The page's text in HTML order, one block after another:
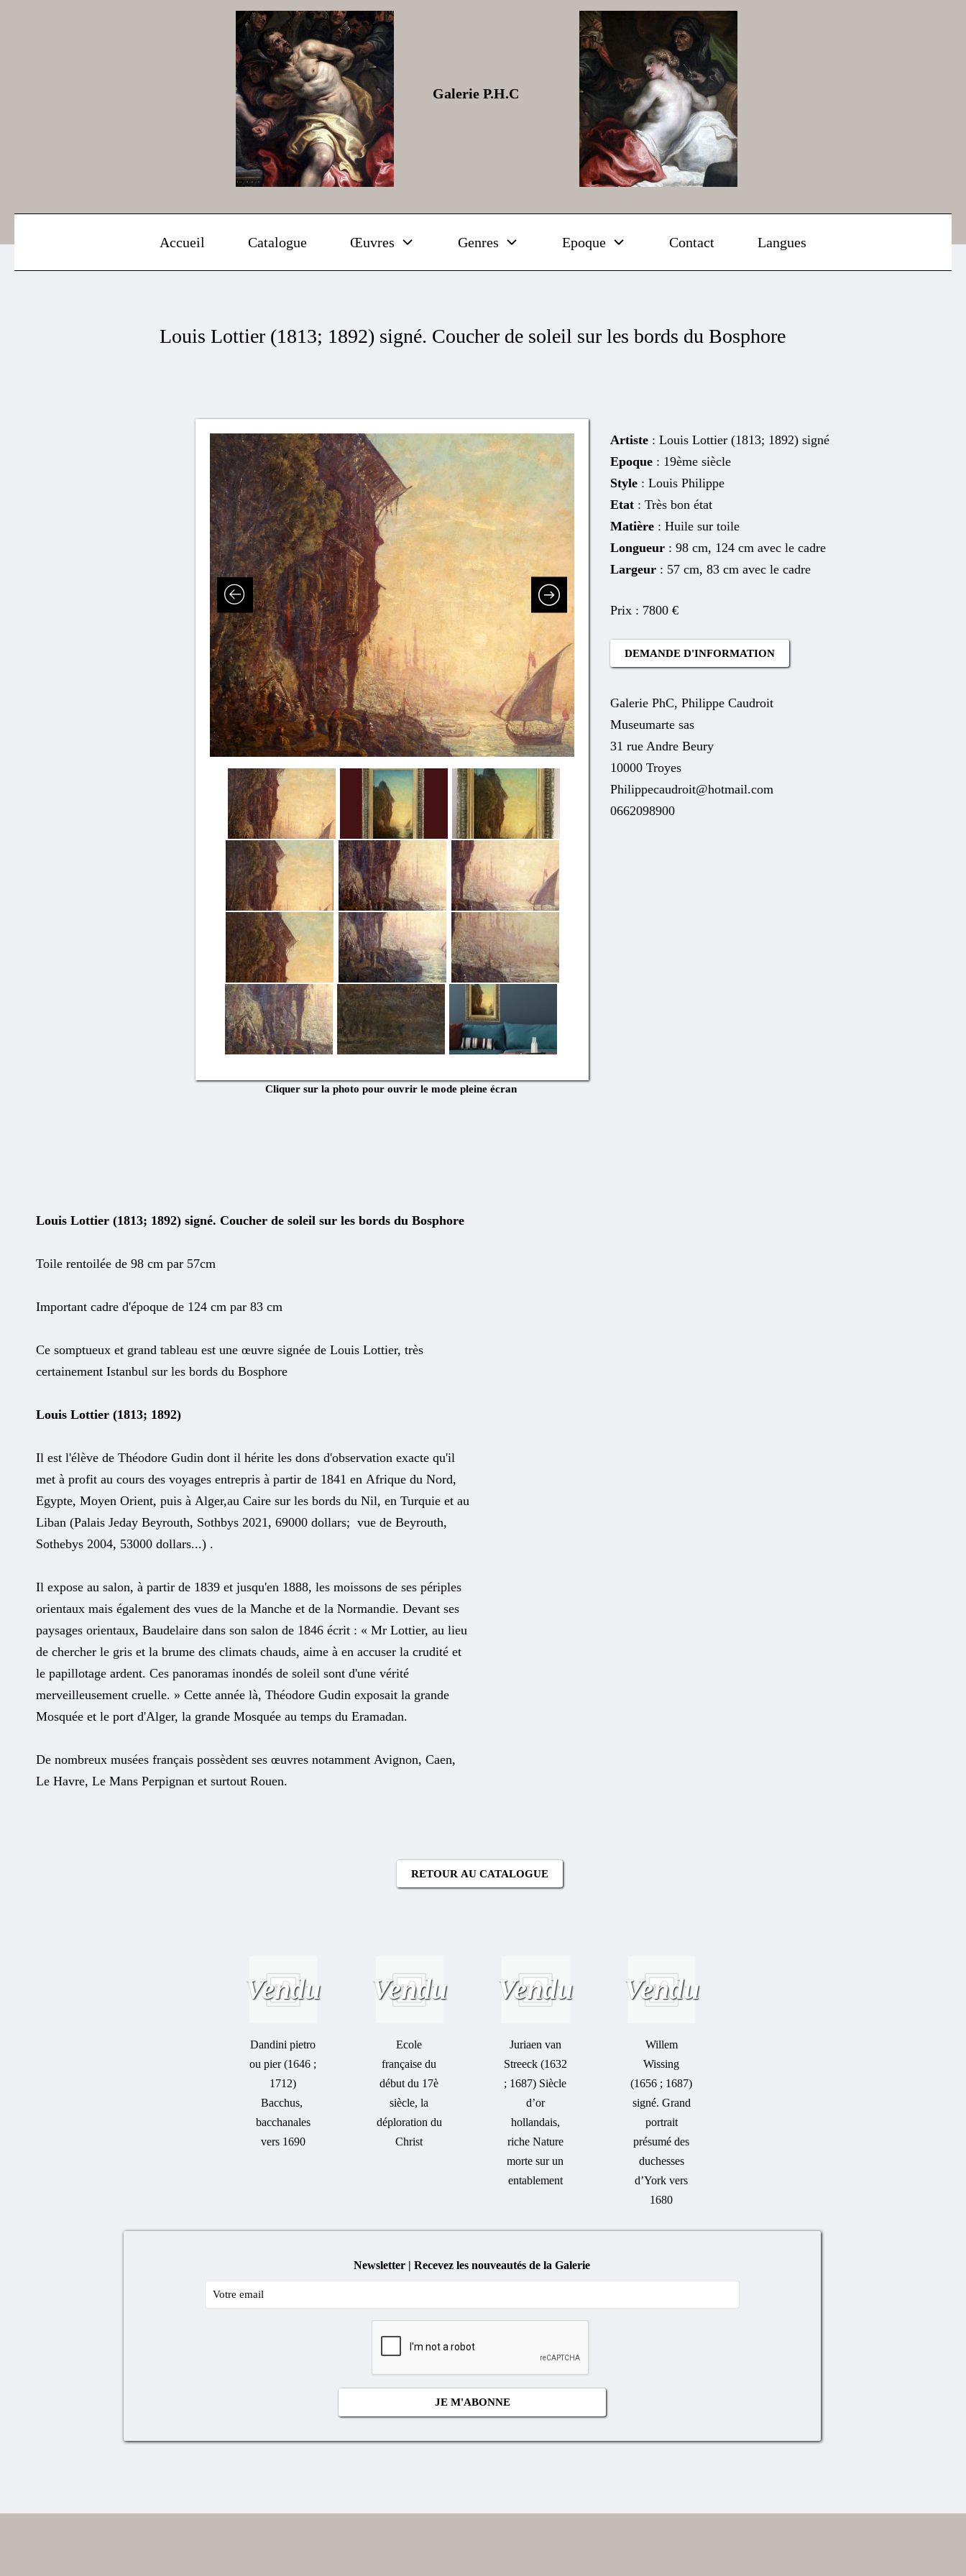
Galerie P.H.C
Accueil Catalogue Œuvres Genres Epoque Contact Langues
Louis Lottier (1813; 1892) signé. Coucher de soleil sur les bords du Bosphore
Cliquer sur la photo pour ouvrir le mode pleine écran
Artiste : Louis Lottier (1813; 1892) signé
Epoque : 19ème siècle
Style : Louis Philippe
Etat : Très bon état
Matière : Huile sur toile
Longueur : 98 cm, 124 cm avec le cadre
Largeur : 57 cm, 83 cm avec le cadre
7800€
DEMANDE D'INFORMATION
Galerie PhC, Philippe Caudroit
Museumarte sas
31 rue Andre Beury
10000 Troyes
Philippecaudroit@hotmail.com
0662098900
Louis Lottier (1813; 1892) signé. Coucher de soleil sur les bords du Bosphore
Toile rentoilée de 98 cm par 57cm
Important cadre d'époque de 124 cm par 83 cm
Ce somptueux et grand tableau est une œuvre signée de Louis Lottier, très
certainement Istanbul sur les bords du Bosphore
Louis Lottier (1813; 1892)
Il est l'élève de Théodore Gudin dont il hérite les dons d'observation exacte qu'il
met à profit au cours des voyages entrepris à partir de 1841 en Afrique du Nord,
Egypte, Moyen Orient, puis à Alger,au Caire sur les bords du Nil, en Turquie et au
Liban (Palais Jeday Beyrouth, Sothbys 2021, 69000 dollars; vue de Beyrouth,
Sothebys 2004, 53000 dollars...) .
Il expose au salon, à partir de 1839 et jusqu'en 1888, les moissons de ses périples
orientaux mais également des vues de la Manche et de la Normandie. Devant ses
paysages orientaux, Baudelaire dans son salon de 1846 écrit : « Mr Lottier, au lieu
de chercher le gris et la brume des climats chauds, aime à en accuser la crudité et
le papillotage ardent. Ces panoramas inondés de soleil sont d'une vérité
merveilleusement cruelle. » Cette année là, Théodore Gudin exposait la grande
Mosquée et le port d'Alger, la grande Mosquée au temps du Eramadan.
De nombreux musées français possèdent ses œuvres notamment Avignon, Caen,
Le Havre, Le Mans Perpignan et surtout Rouen.
RETOUR AU CATALOGUE
Vendu
Dandini pietro
ou pier (1646 ;
1712)
Bacchus,
bacchanales
vers 1690
Vendu
Ecole
française du
début du 17è
siècle, la
déploration du
Christ
Vendu
Juriaen van
Streeck (1632
; 1687) Siècle
d’or
hollandais,
riche Nature
morte sur un
entablement
Vendu
Willem
Wissing
(1656 ; 1687)
signé. Grand
portrait
présumé des
duchesses
d’York vers
1680
Newsletter | Recevez les nouveautés de la Galerie
n'êtes
robot